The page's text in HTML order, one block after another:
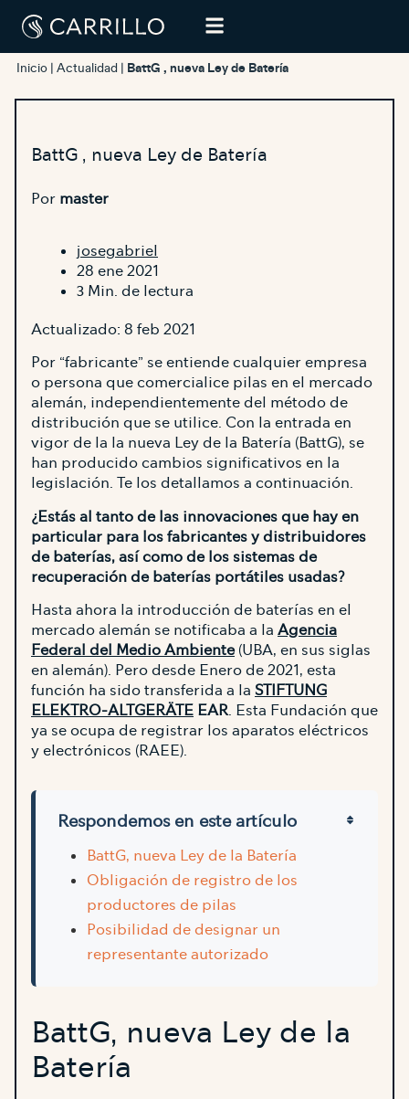
Inicio Actualidad BattG , nueva Ley de Batería
BattG , nueva Ley de Batería
Por master
josegabriel
28 ene 2021
3 Min. de lectura
Actualizado: 8 feb 2021
Por “fabricante” se entiende cualquier empresa
o persona que comercialice pilas en el mercado
alemán, independientemente del método de
distribución que se utilice. Con la entrada en
vigor de la la nueva Ley de la Batería (BattG), se
han producido cambios significativos en la
legislación. Te los detallamos a continuación.
¿Estás al tanto de las innovaciones que hay en
particular para los fabricantes y distribuidores
de baterías, así como de los sistemas de
recuperación de baterías portátiles usadas?
Hasta ahora la introducción de baterías en el
mercado alemán se notificaba a la Agencia
Federal del Medio Ambiente(UBA, en sus siglas
en alemán). Pero desde Enero de 2021, esta
función ha sido transferida a la STIFTUNG
ELEKTRO-ALTGERÄTE EAR. Esta Fundación que
ya se ocupa de registrar los aparatos eléctricos
y electrónicos (RAEE).
Respondemos en este artículo
BattG, nueva Ley de la Batería
Obligación de registro de los
productores de pilas
Posibilidad de designar un
representante autorizado
BattG, nueva Ley de la
Batería